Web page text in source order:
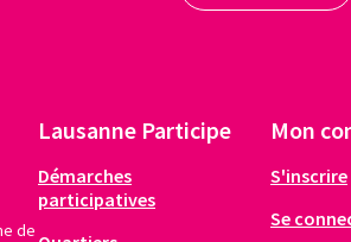
02 Le Terminus/bar/scène/bus
de
Lausanne Participe
Démarches
participatives
Mon
S'inscrire
Se